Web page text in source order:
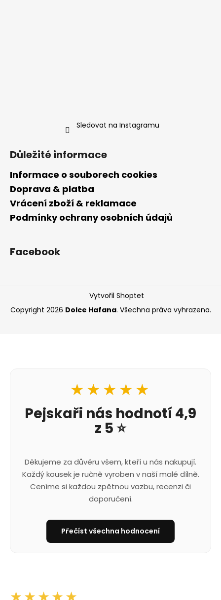
Sledovat na Instagramu
Důležité informace
Informace o souborech cookies
Doprava & platba
Vrácení zboží & reklamace
Podmínky ochrany osobních údajů
Facebook
Vytvořil Shoptet
Copyright 2026 Dolce Hafana. Všechna práva vyhrazena.
★★★★★
Pejskaři nás hodnotí 4,9
z 5 ⭐
Děkujeme za důvěru všem, kteří u nás nakupují.
Každý kousek je ručně vyroben v naší malé dílně.
Ceníme si každou zpětnou vazbu, recenzi či
doporučení.
Přečíst všechna hodnocení